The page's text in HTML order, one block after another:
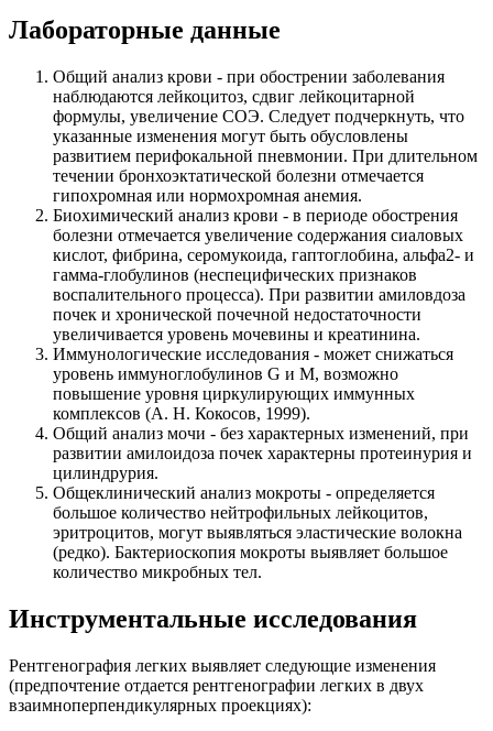
Лабораторные данные
Общий анализ крови - при обострении заболевания
наблюдаются лейкоцитоз, сдвиг лейкоцитарной
формулы, увеличение СОЭ. Следует подчеркнуть, что
указанные изменения могут быть обусловлены
развитием перифокальной пневмонии. При длительном
течении бронхоэктатической болезни отмечается
гипохромная или нормохромная анемия.
Биохимический анализ крови - в периоде обострения
болезни отмечается увеличение содержания сиаловых
кислот, фибрина, серомукоида, гаптоглобина, альфа2- и
гамма-глобулинов (неспецифических признаков
воспалительного процесса). При развитии амиловдоза
почек и хронической почечной недостаточности
увеличивается уровень мочевины и креатинина.
Иммунологические исследования - может снижаться
уровень иммуноглобулинов G и М, возможно
повышение уровня циркулирующих иммунных
комплексов (А. Н. Кокосов, 1999).
Общий анализ мочи - без характерных изменений, при
развитии амилоидоза почек характерны протеинурия и
цилиндрурия.
Общеклинический анализ мокроты - определяется
большое количество нейтрофильных лейкоцитов,
эритроцитов, могут выявляться эластические волокна
(редко). Бактериоскопия мокроты выявляет большое
количество микробных тел.
Инструментальные исследования
Рентгенография легких выявляет следующие изменения
(предпочтение отдается рентгенографии легких в двух
взаимноперпендикулярных проекциях):